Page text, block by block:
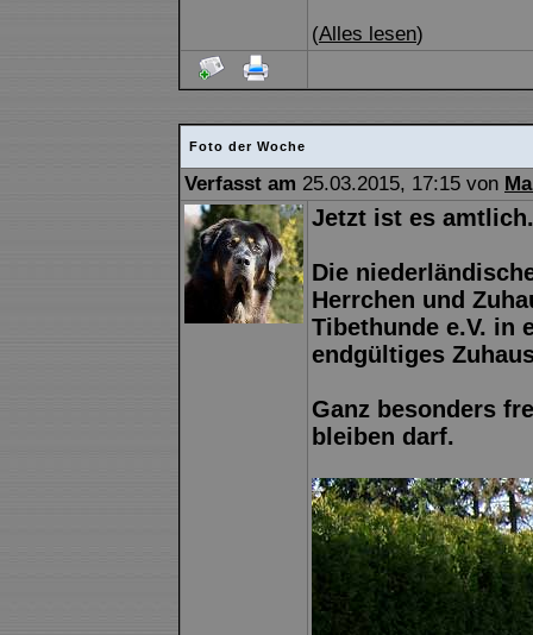
(Alles lesen)
Foto der Woche
Verfasst am 25.03.2015, 17:15 von
Jetzt ist es
Die
Herrchen und
Tibethunde e.V. in
endgültiges
Ganz besonders
bleiben darf.